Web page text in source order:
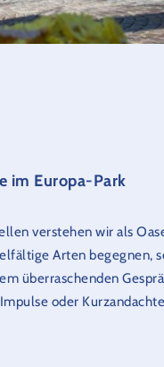
im Europa-Park
verstehen wir als
Arten begegnen,
überraschenden
oder